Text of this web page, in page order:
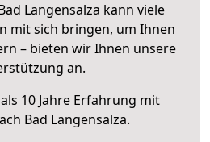
Langensalza kann viele
mit sich bringen, um Ihnen
– bieten wir Ihnen unsere
an.
10 Jahre Erfahrung mit
Bad Langensalza.